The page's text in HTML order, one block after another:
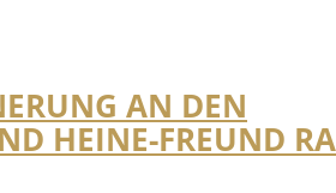
AN DEN
HEINE-FREUND